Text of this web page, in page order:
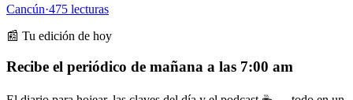
Cancún·475 lecturas
📰 Tu edición de hoy
Recibe el periódico de mañana a las 7:00 am